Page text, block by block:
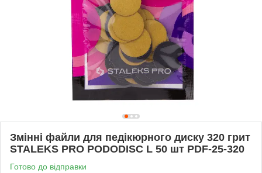
Змінні файли для педікюрного диску 320 грит
STALEKS PRO PODODISC L 50 шт PDF-25-320
Готово до відправки